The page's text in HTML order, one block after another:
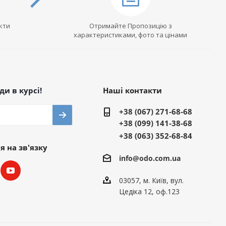
Отримайте Пропозицію з
характеристиками, фото та цінами
в курсі!
на зв'язку
Наші контакти
+38 (067) 271-68-68
+38 (099) 141-38-68
+38 (063) 352-68-84
info@odo.com.ua
03057, м. Київ, вул.
Цедіка 12, оф.123